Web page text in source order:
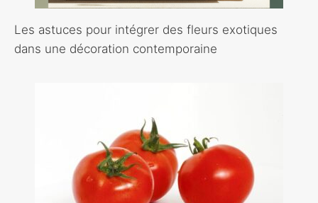
Les astuces pour intégrer des fleurs exotiques
dans une décoration contemporaine